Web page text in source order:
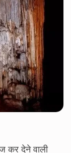
कर देने वाली